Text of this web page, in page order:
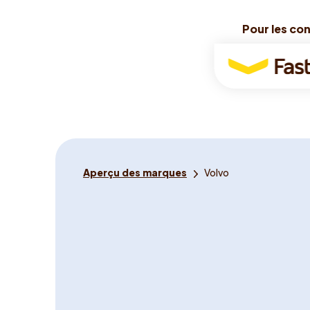
Pour les
Pour les
Pour
Tu
Aperçu des marques Volvo